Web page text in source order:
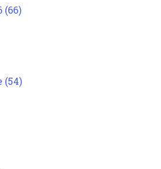
(66)
(54)